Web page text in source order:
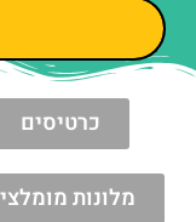
כרטיסים
מלונות